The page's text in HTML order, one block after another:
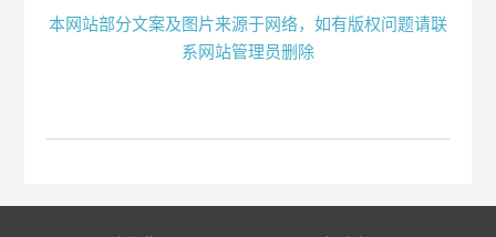
本网站部分文案及图片来源于网络，如有版权问题请联
系网站管理员删除